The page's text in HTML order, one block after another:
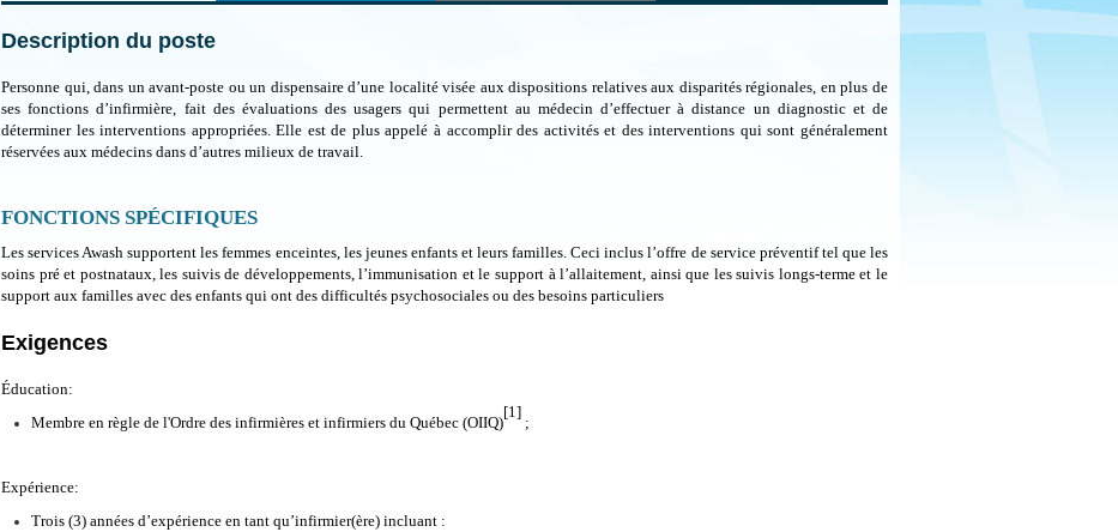
Description du poste
Personne qui, dans un avant-poste ou un dispensaire d’une localité visée aux dispositions relatives aux disparités régionales, en plus de
ses fonctions d’infirmière, fait des évaluations des usagers qui permettent au médecin d’effectuer à distance un diagnostic et de
déterminer les interventions appropriées. Elle est de plus appelé à accomplir des activités et des interventions qui sont généralement
réservées aux médecins dans d’autres milieux de travail.
FONCTIONS SPÉCIFIQUES
Les services Awash supportent les femmes enceintes, les jeunes enfants et leurs familles. Ceci inclus l’offre de service préventif tel que les
soins pré et postnataux, les suivis de développements, l’immunisation et le support à l’allaitement, ainsi que les suivis longs-terme et le
support aux familles avec des enfants qui ont des difficultés psychosociales ou des besoins particuliers
Exigences
Éducation:
Membre en règle de l'Ordre des infirmières et infirmiers du Québec (OIIQ)
[1]
;
Expérience:
Trois (3) années d’expérience en tant qu’infirmier(ère) incluant :